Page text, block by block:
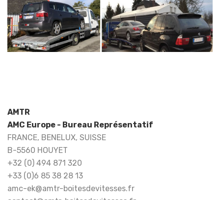
AMTR
AMC Europe - Bureau Représentatif
FRANCE, BENELUX, SUISSE
B-5560 HOUYET
+32 (0) 494 871 320
+33 (0)6 85 38 28 13
amc-ek@amtr-boitesdevitesses.fr